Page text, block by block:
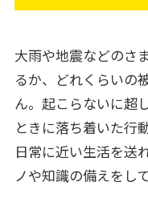
大雨や地震などのさ
るか、どれくらいの
ん。起こらないに超
ときに落ち着いた行
日常に近い生活を送
ノや知識の備えをし